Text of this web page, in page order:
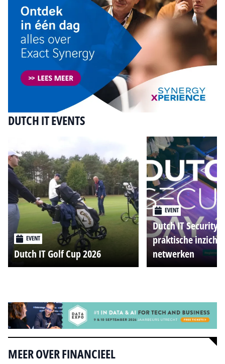
DUTCH IT EVENTS
EVENT
Dutch IT Golf Cup 2026
EVENT
Dutch IT Security
praktische
netwerken
MEER OVER FINANCIEEL